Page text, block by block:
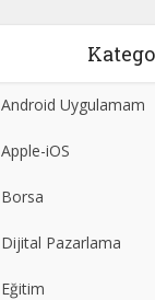
Android Uygulamam
Apple-iOS
Borsa
Dijital Pazarlama
Eğitim